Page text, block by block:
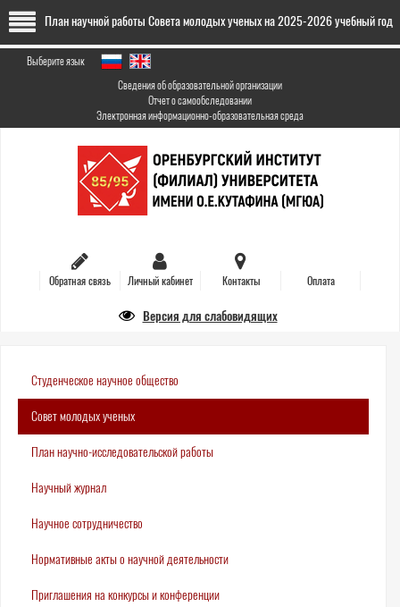
Перейти
основному
содержанию
План научной работы Совета молодых ученых на 2025-2026 учебный год
Выберите язык
Сведения об образовательной организации
Отчет о самообследовании
Электронная информационно-образовательная среда
Обратная связь Личный кабинет Контакты Оплата
Версия для слабовидящих
Студенческое научное общество
Совет молодых ученых
План научно-исследовательской работы
Научный журнал
Научное сотрудничество
Нормативные акты о научной деятельности
Приглашения на конкурсы и конференции